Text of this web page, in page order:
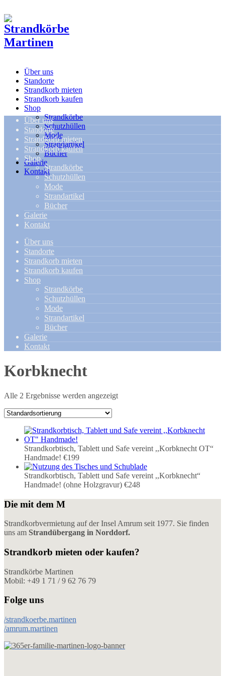
Über uns
Standorte
Strandkorb mieten
Strandkorb kaufen
Shop
Strandkörbe
Schutzhüllen
Mode
Strandartikel
Bücher
Galerie
Kontakt
Über uns
Standorte
Strandkorb mieten
Strandkorb kaufen
Shop
Strandkörbe
Schutzhüllen
Mode
Strandartikel
Bücher
Galerie
Kontakt
Über uns
Standorte
Strandkorb mieten
Strandkorb kaufen
Shop
Strandkörbe
Schutzhüllen
Mode
Strandartikel
Bücher
Galerie
Kontakt
Korbknecht
Alle 2 Ergebnisse werden angezeigt
Strandkorbtisch, Tablett und Safe vereint ,,Korbknecht OT“
Handmade! €199
Strandkorbtisch, Tablett und Safe vereint ,,Korbknecht“
Handmade! (ohne Holzgravur) €248
Die mit dem M
Strandkorbvermietung auf der Insel Amrum seit 1977. Sie finden
uns am Strandübergang in Norddorf.
Strandkorb mieten oder kaufen?
Strandkörbe Martinen
Mobil: +49 1 71 / 9 62 76 79
Folge uns
/strandkoerbe.martinen
/amrum.martinen